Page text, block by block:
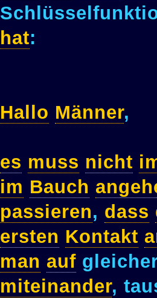
hat:
Hallo Männer,
es muss nicht
im Bauch
passieren, dass
ersten Kontakt
man auf
miteinander,